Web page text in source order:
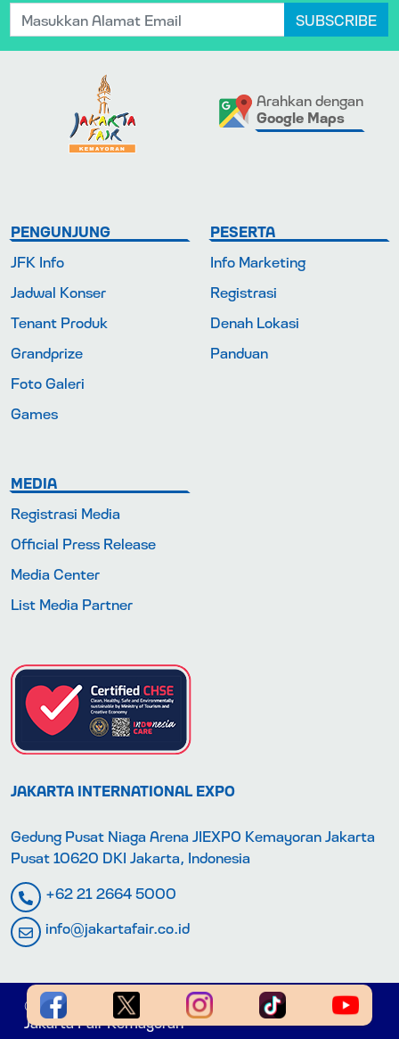
SUBSCRIBE
Arahkan dengan
Google Maps
PENGUNJUNG
JFK Info
Jadwal Konser
Tenant Produk
Grandprize
Foto Galeri
Games
PESERTA
Info Marketing
Registrasi
Denah Lokasi
Panduan
MEDIA
Registrasi Media
Official Press Release
Media Center
List Media Partner
JAKARTA INTERNATIONAL EXPO
Gedung Pusat Niaga Arena JIEXPO Kemayoran Jakarta
Pusat 10620 DKI Jakarta, Indonesia
+62 21 2664 5000
info@jakartafair.co.id
© 2026 PT. Jakarta International Expo (JIEXPO) |
Jakarta Fair Kemayoran